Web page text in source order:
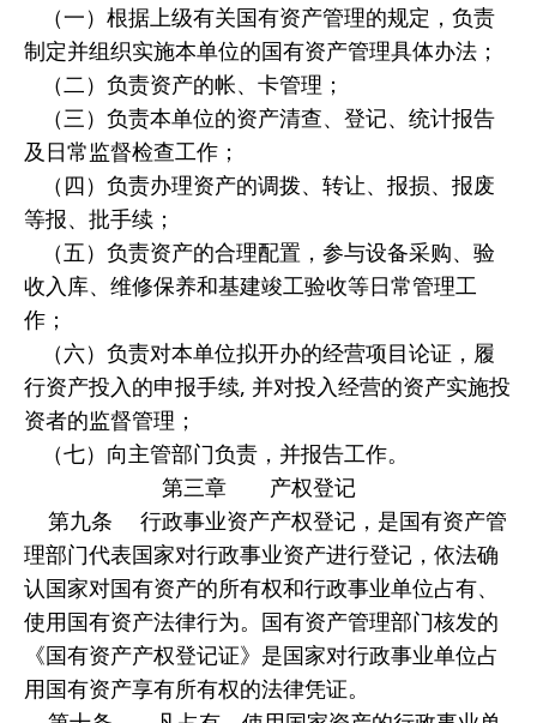
（一）根据上级有关国有资产管理的规定，负责
制定并组织实施本单位的国有资产管理具体办法；
（二）负责资产的帐、卡管理；
（三）负责本单位的资产清查、登记、统计报告
及日常监督检查工作；
（四）负责办理资产的调拨、转让、报损、报废
等报、批手续；
（五）负责资产的合理配置，参与设备采购、验
收入库、维修保养和基建竣工验收等日常管理工
作；
（六）负责对本单位拟开办的经营项目论证，履
行资产投入的申报手续, 并对投入经营的资产实施投
资者的监督管理；
（七）向主管部门负责，并报告工作。
第三章 产权登记
第九条 行政事业资产产权登记，是国有资产管
理部门代表国家对行政事业资产进行登记，依法确
认国家对国有资产的所有权和行政事业单位占有、
使用国有资产法律行为。国有资产管理部门核发的
《国有资产产权登记证》是国家对行政事业单位占
用国有资产享有所有权的法律凭证。